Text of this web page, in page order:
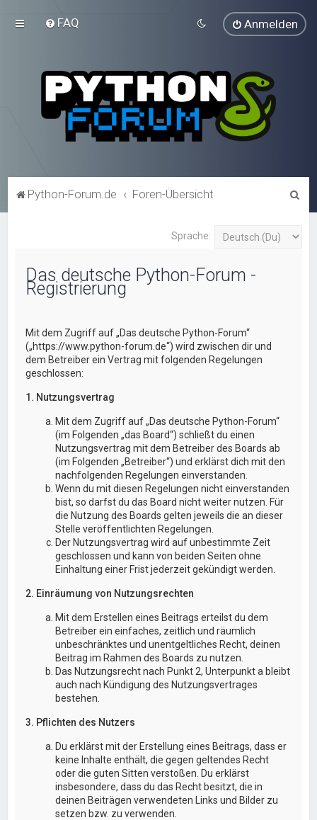
FAQ Anmelden
Python-Forum.de Foren-Übersicht
Sprache:
Das deutsche Python-Forum -
Registrierung
Mit dem Zugriff auf „Das deutsche Python-Forum“
(„https://www.python-forum.de“) wird zwischen dir und
dem Betreiber ein Vertrag mit folgenden Regelungen
geschlossen:
1. Nutzungsvertrag
Mit dem Zugriff auf „Das deutsche Python-Forum“
(im Folgenden „das Board“) schließt du einen
Nutzungsvertrag mit dem Betreiber des Boards ab
(im Folgenden „Betreiber“) und erklärst dich mit den
nachfolgenden Regelungen einverstanden.
Wenn du mit diesen Regelungen nicht einverstanden
bist, so darfst du das Board nicht weiter nutzen. Für
die Nutzung des Boards gelten jeweils die an dieser
Stelle veröffentlichten Regelungen.
Der Nutzungsvertrag wird auf unbestimmte Zeit
geschlossen und kann von beiden Seiten ohne
Einhaltung einer Frist jederzeit gekündigt werden.
2. Einräumung von Nutzungsrechten
Mit dem Erstellen eines Beitrags erteilst du dem
Betreiber ein einfaches, zeitlich und räumlich
unbeschränktes und unentgeltliches Recht, deinen
Beitrag im Rahmen des Boards zu nutzen.
Das Nutzungsrecht nach Punkt 2, Unterpunkt a bleibt
auch nach Kündigung des Nutzungsvertrages
bestehen.
3. Pflichten des Nutzers
Du erklärst mit der Erstellung eines Beitrags, dass er
keine Inhalte enthält, die gegen geltendes Recht
oder die guten Sitten verstoßen. Du erklärst
insbesondere, dass du das Recht besitzt, die in
deinen Beiträgen verwendeten Links und Bilder zu
setzen bzw. zu verwenden.